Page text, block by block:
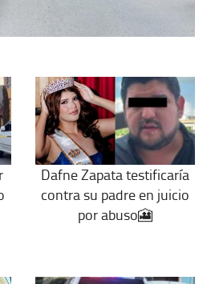
Dafne Zapata testificaría
contra su padre en juicio
por abuso🎦